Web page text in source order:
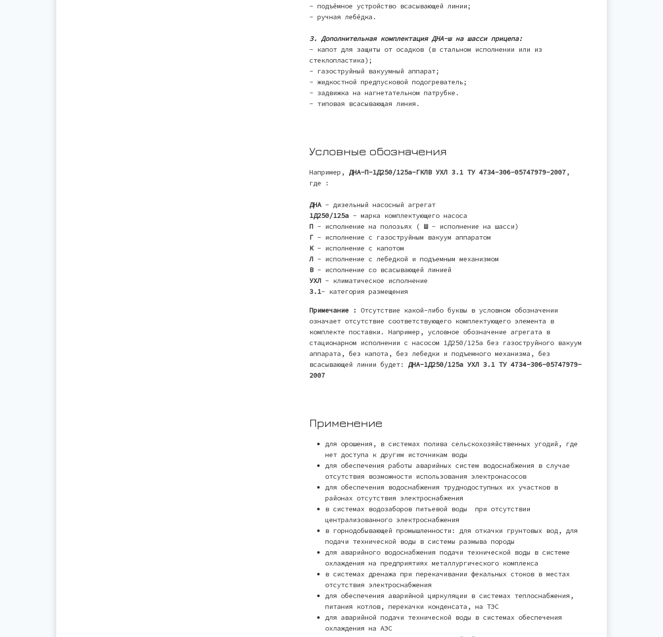
- подъёмное устройство всасывающей линии;
- ручная лебёдка.
3. Дополнительная комплектация ДНА-ш на шасси прицепа:
- капот для защиты от осадков (в стальном исполнении или из
стеклопластика);
- газоструйный вакуумный аппарат;
- жидкостной предпусковой подогреватель;
- задвижка на нагнетательном патрубке.
- типовая всасывающая линия.
Условные обозначения
Например, ДНА-П-1Д250/125а-ГКЛВ УХЛ 3.1 ТУ 4734-306-05747979-2007,
где :
ДНА- дизельный насосный агрегат
1Д250/125а - марка комплектующего насоса
П - исполнение на полозьях ( Ш- исполнение на шасси)
Г - исполнение с газоструйным вакуум аппаратом
К- исполнение с капотом
Л - исполнение с лебедкой и подъемным механизмом
В - исполнение со всасывающей линией
УХЛ - климатическое исполнение
3.1- категория размещения
Примечание : Отсутствие какой-либо буквы в условном обозначении
означает отсутствие соответствующего комплектующего элемента в
комплекте поставки. Например, условное обозначение агрегата в
стационарном исполнении с насосом 1Д250/125а без газоструйного вакуум
аппарата, без капота, без лебедки и подъемного механизма, без
всасывающей линии будет: ДНА-1Д250/125а УХЛ 3.1 ТУ 4734-306-05747979-
2007
Применение
для орошения, в системах полива сельскохозяйственных угодий, где
нет доступа к другим источникам воды
для обеспечения работы аварийных систем водоснабжения в случае
отсутствия возможности использования электронасосов
для обеспечения водоснабжения труднодоступных их участков в
районах отсутствия электроснабжения
в системах водозаборов питьевой воды при отсутствии
централизованного электроснабжения
в горнодобывающей промышленности: для откачки грунтовых вод, для
подачи технической воды в системы размыва породы
для аварийного водоснабжения подачи технической воды в системе
охлаждения на предприятиях металлургического комплекса
в системах дренажа при перекачивании фекальных стоков в местах
отсутствия электроснабжения
для обеспечения аварийной циркуляции в системах теплоснабжения,
питания котлов, перекачки конденсата, на ТЭС
для аварийной подачи технической воды в системах обеспечения
охлаждения на АЭС